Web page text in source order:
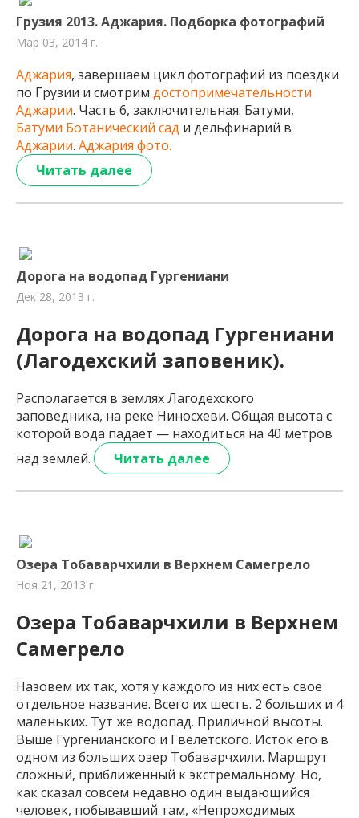
Грузия 2013. Аджария. Подборка фотографий
Мар 03, 2014 г.
Аджария, завершаем цикл фотографий из поездки
по Грузии и смотрим достопримечательности
Аджарии. Часть 6, заключительная. Батуми,
Батуми Ботанический сад и дельфинарий в
Аджарии. Аджария фото.
Читать далее
Дорога на водопад Гургениани
Дек 28, 2013 г.
Дорога на водопад Гургениани
(Лагодехский заповеник).
Располагается в землях Лагодехского
заповедника, на реке Ниносхеви. Общая высота с
которой вода падает — находиться на 40 метров
над землей.
Читать далее
Озера Тобаварчхили в Верхнем Самегрело
Ноя 21, 2013 г.
Озера Тобаварчхили в Верхнем
Самегрело
Назовем их так, хотя у каждого из них есть свое
отдельное название. Всего их шесть. 2 больших и 4
маленьких. Тут же водопад. Приличной высоты.
Выше Гургенианского и Гвелетского. Исток его в
одном из больших озер Тобаварчхили. Маршрут
сложный, приближенный к экстремальному. Но,
как сказал совсем недавно один выдающийся
человек, побывавший там, «Непроходимых